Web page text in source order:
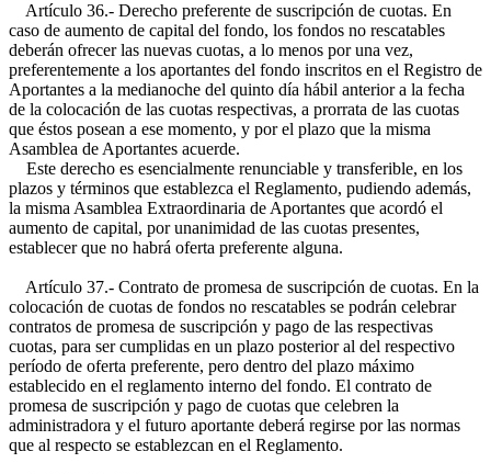
Artículo 36.- Derecho preferente de suscripción de cuotas. En
caso de aumento de capital del fondo, los fondos no rescatables
deberán ofrecer las nuevas cuotas, a lo menos por una vez,
preferentemente a los aportantes del fondo inscritos en el Registro de
Aportantes a la medianoche del quinto día hábil anterior a la fecha
de la colocación de las cuotas respectivas, a prorrata de las cuotas
que éstos posean a ese momento, y por el plazo que la misma
Asamblea de Aportantes acuerde.
Este derecho es esencialmente renunciable y transferible, en los
plazos y términos que establezca el Reglamento, pudiendo además,
la misma Asamblea Extraordinaria de Aportantes que acordó el
aumento de capital, por unanimidad de las cuotas presentes,
establecer que no habrá oferta preferente alguna.
Artículo 37.- Contrato de promesa de suscripción de cuotas. En la
colocación de cuotas de fondos no rescatables se podrán celebrar
contratos de promesa de suscripción y pago de las respectivas
cuotas, para ser cumplidas en un plazo posterior al del respectivo
período de oferta preferente, pero dentro del plazo máximo
establecido en el reglamento interno del fondo. El contrato de
promesa de suscripción y pago de cuotas que celebren la
administradora y el futuro aportante deberá regirse por las normas
que al respecto se establezcan en el Reglamento.